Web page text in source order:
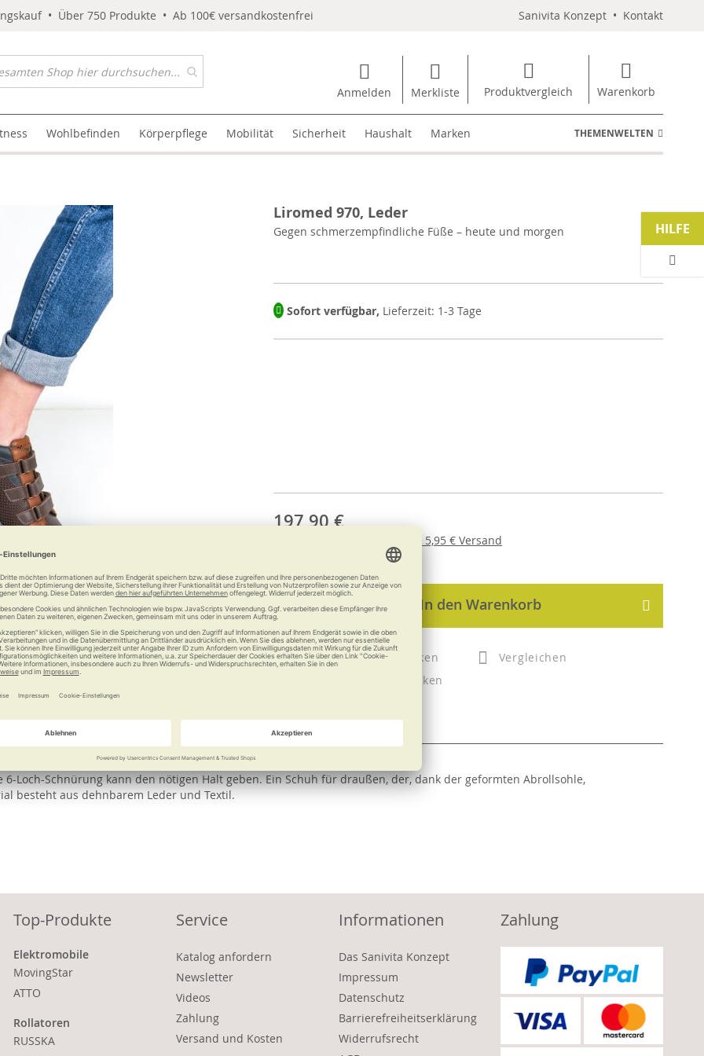
• Über 750 Produkte • Ab 100€ versandkostenfrei Sanivita Konzept • Kontakt
Anmelden Merkliste Produktvergleich Warenkorb
Wohlbefinden Körperpflege Mobilität Sicherheit Haushalt Marken THEMENWELTEN
Liromed 970, Leder
Gegen schmerzempfindliche Füße – heute und morgen
Sofort verfügbar, Lieferzeit: 1-3 Tage
197,90 €
5,95 € Versand
Anzahl:
In den Warenkorb
Merken
Vergleichen
Drucken
Weitere Informationen
Loch-Schnürung kann den nötigen Halt geben. Ein Schuh für draußen, der, dank der geformten Abrollsohle,
besteht aus dehnbarem Leder und Textil.
HILFE
Top-Produkte
Elektromobile
MovingStar
ATTO
Rollatoren
RUSSKA
Service
Katalog anfordern
Newsletter
Videos
Zahlung
Versand und Kosten
Informationen
Das Sanivita Konzept
Impressum
Datenschutz
Barrierefreiheitserklärung
Widerrufsrecht
Zahlung